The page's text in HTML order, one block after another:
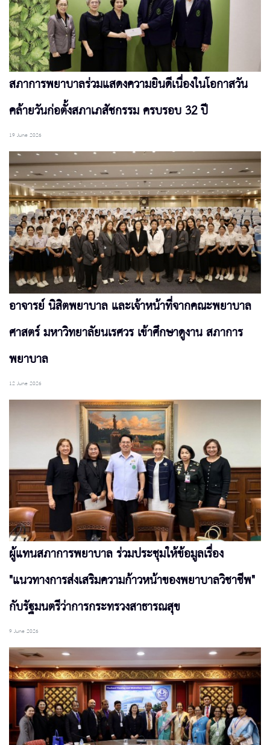
สภาการพยาบาลร่วมแสดงความยินดีเนื่องในโอกาสวัน
คล้ายวันก่อตั้งสภาเภสัชกรรม ครบรอบ 32 ปี
19 June 2026
อาจารย์ นิสิตพยาบาล และเจ้าหน้าที่จากคณะพยาบาล
ศาสตร์ มหาวิทยาลัยนเรศวร เข้าศึกษาดูงาน สภาการ
พยาบาล
12 June 2026
ผู้แทนสภาการพยาบาล ร่วมประชุมให้ข้อมูลเรื่อง
"แนวทางการส่งเสริมความก้าวหน้าของพยาบาลวิชาชีพ"
กับรัฐมนตรีว่าการกระทรวงสาธารณสุข
9 June 2026